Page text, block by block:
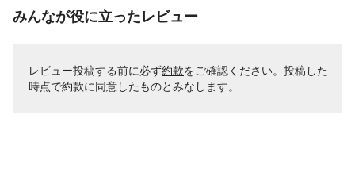
みんなが役に立ったレビュー
レビュー投稿する前に必ず約款をご確認ください。投稿した
時点で約款に同意したものとみなします。